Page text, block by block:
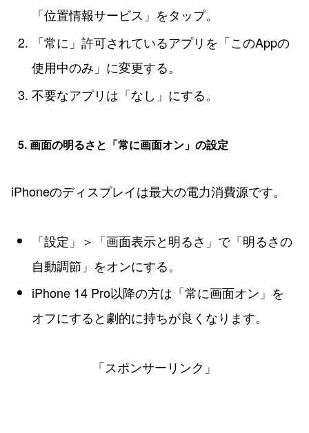
「位置情報サービス」をタップ。
「常に」許可されているアプリを「このAppの
使用中のみ」に変更する。
不要なアプリは「なし」にする。
5. 画面の明るさと「常に画面オン」の設定
iPhoneのディスプレイは最大の電力消費源です。
「設定」＞「画面表示と明るさ」で「明るさの
自動調節」をオンにする。
iPhone 14 Pro以降の方は「常に画面オン」を
オフにすると劇的に持ちが良くなります。
「スポンサーリンク」